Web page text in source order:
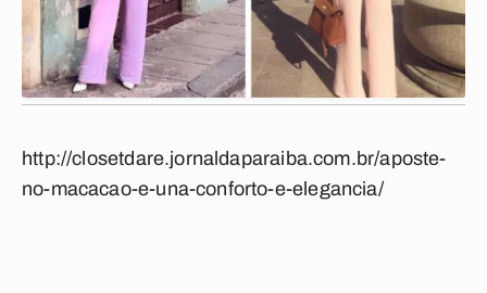
http://closetdare.jornaldaparaiba.com.br/aposte-
no-macacao-e-una-conforto-e-elegancia/